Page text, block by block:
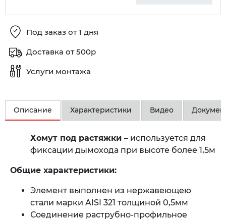
Под заказ от 1 дня
Доставка от 500р
Услуги монтажа
Описание Характеристики Видео
Хомут под растяжки – используется для
фиксации дымохода при высоте более 1,5м
Общие характеристики:
Элемент выполнен из нержавеющею
стали марки AISI 321 толщиной 0,5мм
Соединение раструбно-профильное